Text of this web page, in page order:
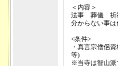
＜内容＞
法事 葬儀 祈
分からない事
<条件>
・真言宗僧侶
等)
※当寺は智山派